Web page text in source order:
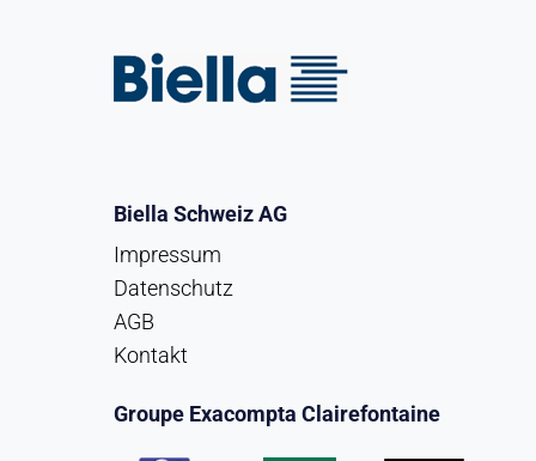
Biella Schweiz AG
Impressum
Datenschutz
AGB
Kontakt
Groupe Exacompta Clairefontaine